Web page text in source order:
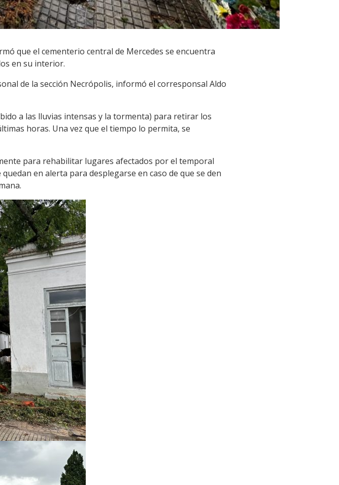
que el cementerio central de Mercedes se encuentra
en su interior.
de la sección Necrópolis, informó el corresponsal Aldo
a las lluvias intensas y la tormenta) para retirar los
horas. Una vez que el tiempo lo permita, se
para rehabilitar lugares afectados por el temporal
en alerta para desplegarse en caso de que se den